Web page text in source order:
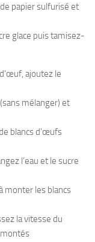
papier sulfurisé et
glace puis tamisez-
ajoutez le
mélanger) et
blancs d’œufs
l’eau et le sucre
monter les blancs
la vitesse du